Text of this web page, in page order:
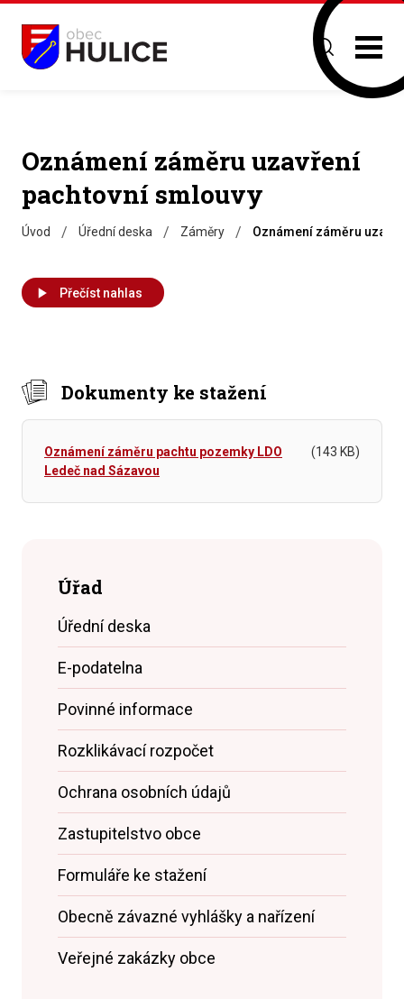
Oznámení záměru uzavření
pachtovní smlouvy
Úvod / Úřední deska / Záměry / Oznámení záměru
Přečíst nahlas
Dokumenty ke stažení
Oznámení záměru pachtu pozemky LDO
Ledeč nad Sázavou
(143 KB)
Úřad
Úřední deska
E-podatelna
Povinné informace
Rozklikávací rozpočet
Ochrana osobních údajů
Zastupitelstvo obce
Formuláře ke stažení
Obecně závazné vyhlášky a nařízení
Veřejné zakázky obce